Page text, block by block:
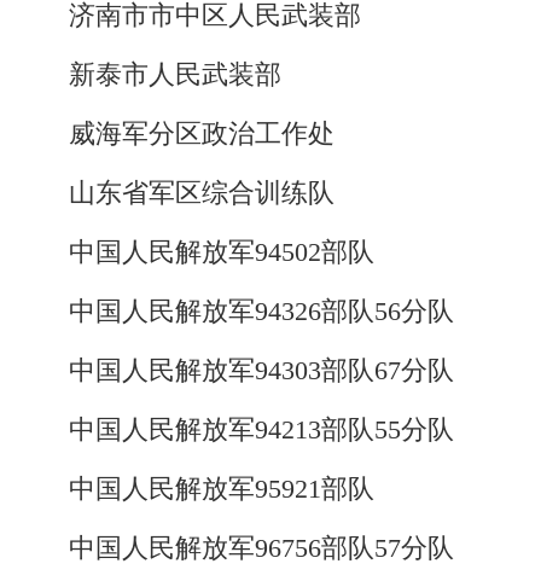
济南市市中区人民武装部
新泰市人民武装部
威海军分区政治工作处
山东省军区综合训练队
中国人民解放军94502部队
中国人民解放军94326部队56分队
中国人民解放军94303部队67分队
中国人民解放军94213部队55分队
中国人民解放军95921部队
中国人民解放军96756部队57分队